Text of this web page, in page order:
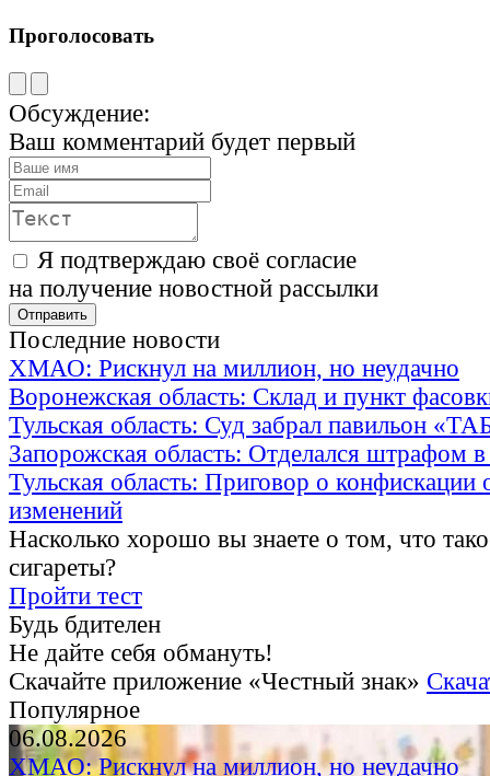
Проголосовать
Обсуждение:
Ваш комментарий будет первый
Я подтверждаю своё согласие
на получение новостной рассылки
Последние новости
ХМАО: Рискнул на миллион, но неудачно
Воронежская область: Склад и пункт
Тульская область: Суд забрал павильон
Запорожская область: Отделался штрафом
Тульская область: Приговор о конфискации
изменений
Насколько хорошо вы знаете о том, что
сигареты?
Пройти тест
Будь бдителен
Не дайте себя обмануть!
Скачайте приложение «Честный знак»
Популярное
06.08.2026
ХМАО: Рискнул на миллион, но неудачно